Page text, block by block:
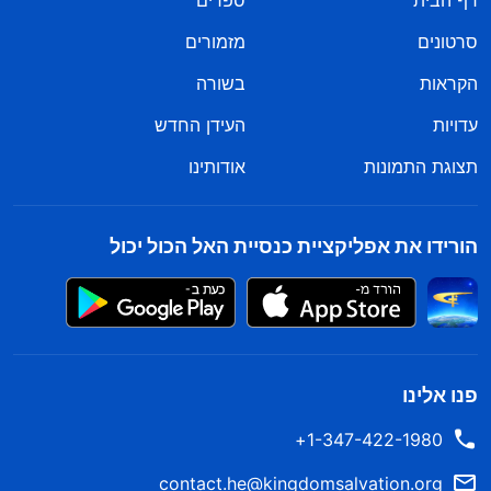
סרטונים
מזמורים
הקראות
בשורה
עדויות
העידן החדש
תצוגת התמונות
אודותינו
הורידו את אפליקציית כנסיית האל הכול יכול
פנו אלינו
1-347-422-1980+
contact.he@kingdomsalvation.org